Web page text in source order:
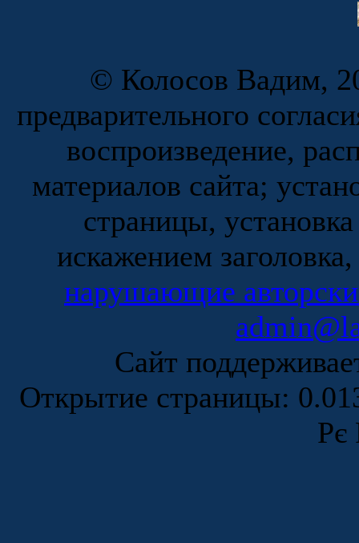
© Колосов Вадим,
предварительного
воспроизведение,
материалов сайта;
страницы,
искажением
нарушающие
Сайт
Открытие страницы:
Рє